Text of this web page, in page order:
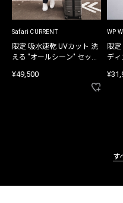
Safari CURRENT
限定 吸水速乾 UVカット 洗
える "オールシーン" セット
¥49,500
WP
限
ディ
す